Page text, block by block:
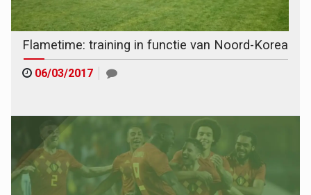
Flametime: training in functie van Noord-Korea
06/03/2017